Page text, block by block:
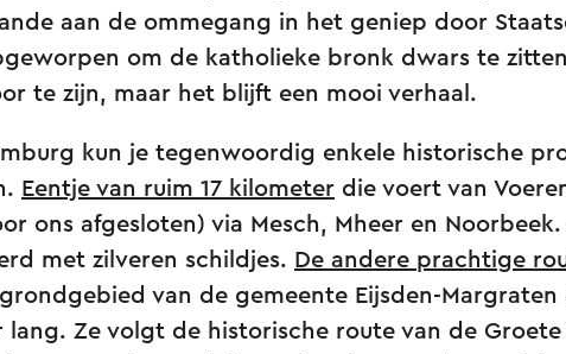
aan de ommegang in het geniep door
om de katholieke bronk dwars te
te zijn, maar het blijft een mooi verhaal.
kun je tegenwoordig enkele historische
Eentje van ruim 17 kilometer die voert van
ons afgesloten) via Mesch, Mheer en
met zilveren schildjes. De andere prachtige
van de gemeente Eijsden-Margraten
lang. Ze volgt de historische route van de Groete